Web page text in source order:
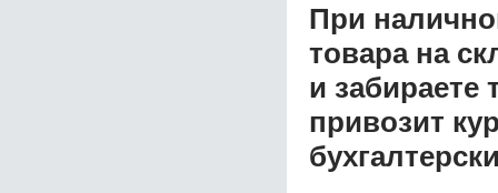
При
товара на
и забираете
привозит